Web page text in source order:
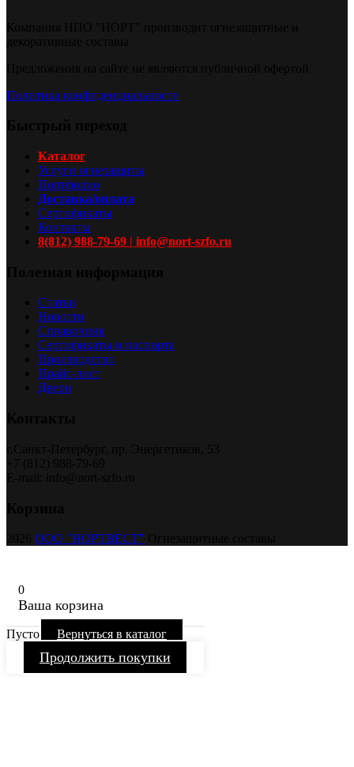
Политика конфиденциальности
Каталог
Услуги огнезащиты
Портфолио
Доставка/оплата
Сертификаты
Контакты
8(812) 988-79-69 | info@nort-szfo.ru
Статьи
Новости
Справочник
Сертификаты и паспорта
Производство
Прайс-лист
Двери
ООО "НОРТВЕСТ"
0
Ваша корзина
Пусто Вернуться в каталог
Продолжить покупки